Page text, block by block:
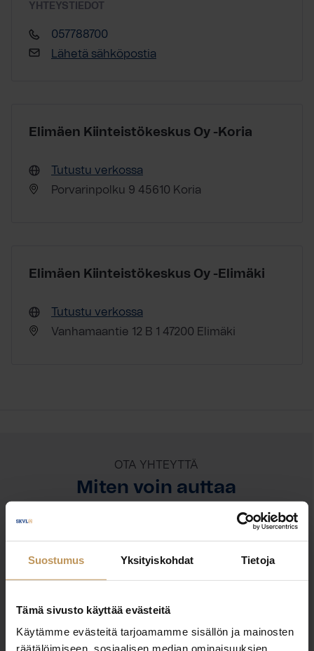
Suostumus Yksityiskohdat Tietoja
Tämä sivusto käyttää evästeitä
Käytämme evästeitä tarjoamamme sisällön ja mainosten
räätälöimiseen, sosiaalisen median ominaisuuksien
YHTEYSTIEDOT
057788700
Lähetä sähköpostia
Elimäen Kiinteistökeskus Oy -Koria
Tutustu verkossa
Porvarinpolku 9 45610 Koria
Elimäen Kiinteistökeskus Oy -Elimäki
Tutustu verkossa
Vanhamaantie 12 B 1 47200 Elimäki
OTA YHTEYTTÄ
Miten voin auttaa
Nina Taavila
057788700